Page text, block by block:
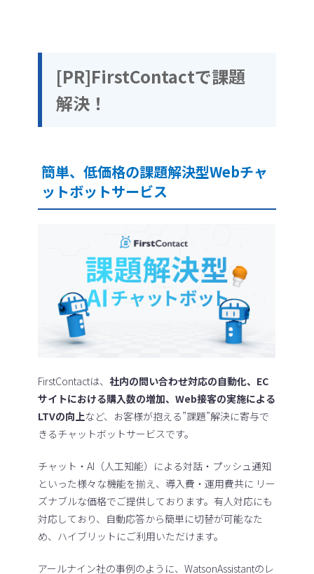
[PR]FirstContactで課題
解決！
簡単、低価格の課題解決型Webチャ
ットボットサービス
FirstContactは、社内の問い合わせ対応の自動化、EC
サイトにおける購入数の増加、Web接客の実施による
LTVの向上など、お客様が抱える”課題”解決に寄与で
きるチャットボットサービスです。
チャット・AI（人工知能）による対話・プッシュ通知
といった様々な機能を揃え、導入費・運用費共に リー
ズナブルな価格でご提供しております。有人対応にも
対応しており、自動応答から簡単に切替が可能なた
め、ハイブリットにご利用いただけます。
アールナイン社の事例のように、WatsonAssistantのレ